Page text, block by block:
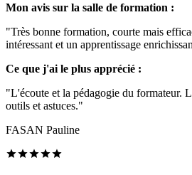
Mon avis sur la salle de formation :
"Très bonne formation, courte mais
intéressant et un apprentissage
Ce que j'ai le plus apprécié :
"L'écoute et la pédagogie du formateur.
outils et astuces."
FASAN Pauline